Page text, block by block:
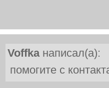
Voffkaнаписал(а):
помогите с